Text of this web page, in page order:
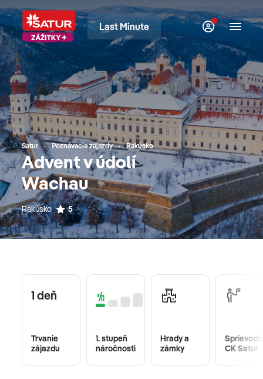
Last Minute
Satur Poznávacie zájazdy Rakúsko
Advent v údolí
Wachau
Rakúsko 5
1 deň
Trvanie
zájazdu
1. stupeň
náročnosti
Hrady a
zámky
CK Satur